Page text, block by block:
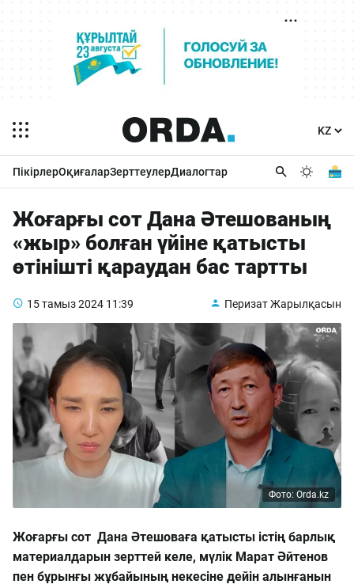
ПікірлерОқиғаларЗерттеулерДиалогтар
Жоғарғы сот Дана Әтешованың
«жыр» болған үйіне қатысты
өтінішті қараудан бас тартты
15 тамыз 2024 11:39 Перизат Жарылқасын
Фото: Orda.kz
Жоғарғы сот Дана Әтешоваға қатысты істің барлық
материалдарын зерттей келе, мүлік Марат Әйтенов
пен бұрынғы жұбайының некесіне дейін алынғанын